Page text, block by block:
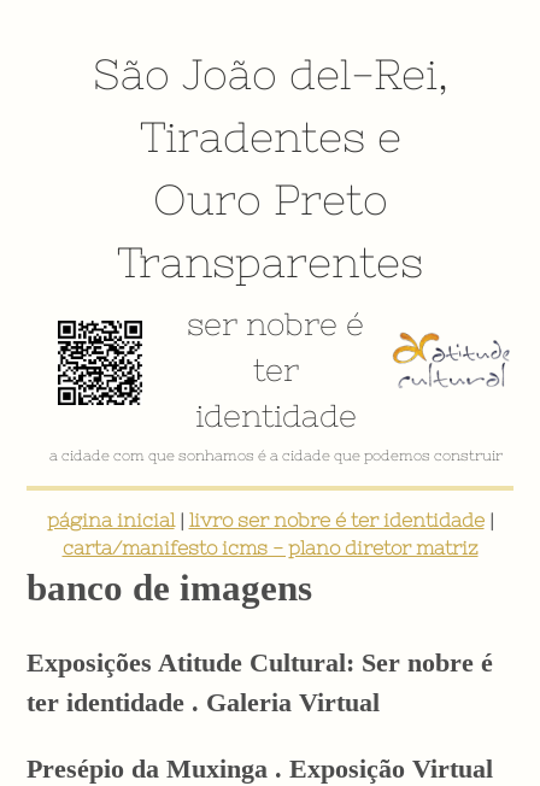
São João del-Rei,
Tiradentes e
Ouro Preto
Transparentes
ser nobre é
ter
identidade
VÍDEO INSTITUCIONAL
página inicial| livro ser nobre é ter identidade|
carta/manifesto icms - plano diretor matriz
banco de imagens
Exposições Atitude Cultural: Ser nobre é
ter identidade . Galeria Virtual
Presépio da Muxinga . Exposição Virtual